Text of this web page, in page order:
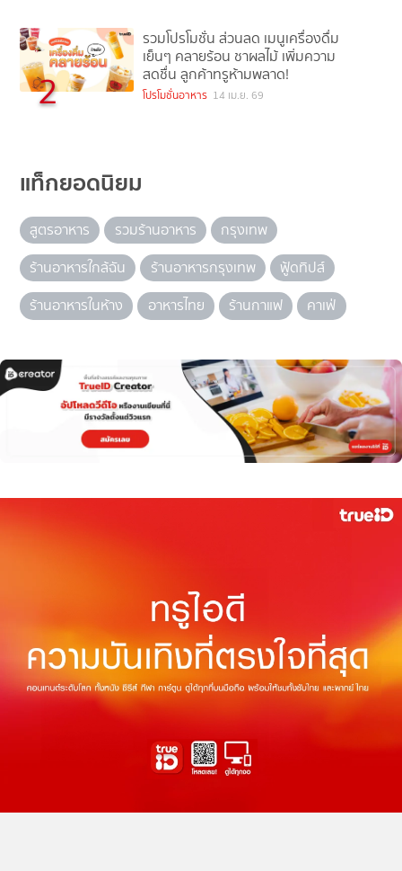
2
รวมโปรโมชั่น ส่วนลด เมนูเครื่องดื่ม
เย็นๆ คลายร้อน ชาผลไม้ เพิ่มความ
สดชื่น ลูกค้าทรูห้ามพลาด!
โปรโมชั่นอาหาร 14 เม.ย. 69
แท็กยอดนิยม
สูตรอาหาร รวมร้านอาหาร
กรุงเทพ
ร้านอาหารใกล้ฉัน
ร้านอาหารกรุงเทพ
ฟู้ดทิปส์
ร้านอาหารในห้าง
อาหารไทย ร้านกาแฟ คาเฟ่